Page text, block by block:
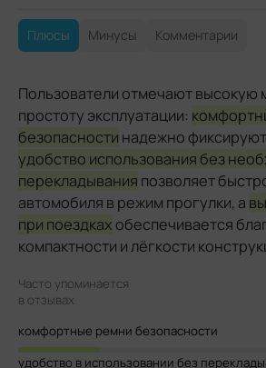
Плюсы Минусы Комментарии
Пользователи отмечают высокую
простоту эксплуатации:
безопасности надежно
удобство использования без
перекладывания позволяет
автомобиля в режим прогулки, а
при поездках обеспечивается
компактности и лёгкости
Часто упоминается
в отзывах
комфортные ремни безопасности
удобство в использовании без